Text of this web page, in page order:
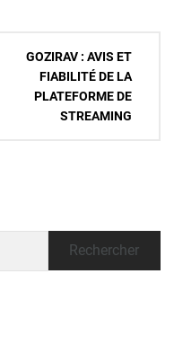
GOZIRAV : AVIS ET
FIABILITÉ DE LA
PLATEFORME DE
STREAMING